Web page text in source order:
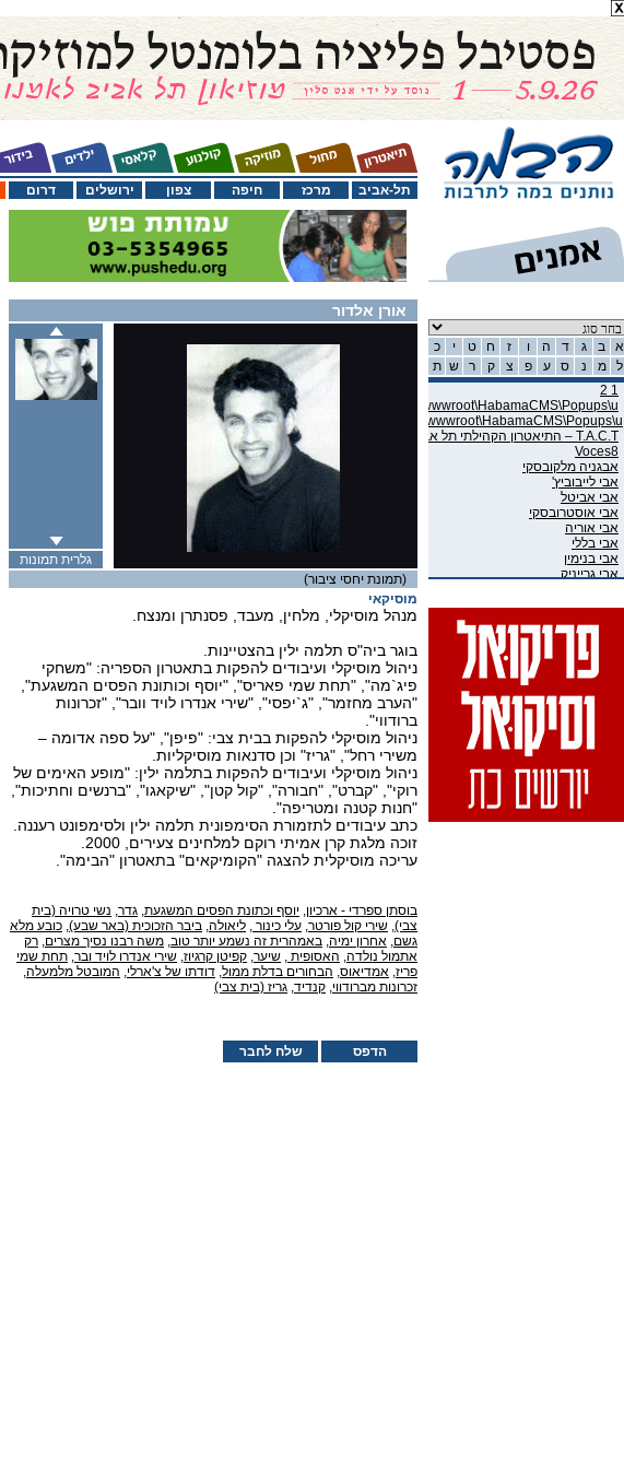
דרום ירושלים צפון חיפה מרכז תל-אביב
אורן אלדור
גלרית תמונות
(תמונת יחסי ציבור)
מוסיקאי
מנהל מוסיקלי, מלחין, מעבד, פסנתרן ומנצח.
בוגר ביה"ס תלמה ילין בהצטיינות.
ניהול מוסיקלי ועיבודים להפקות בתאטרון הספריה: "משחקי
פיג`מה", "תחת שמי פאריס", "יוסף וכותונת הפסים המשגעת",
"הערב מחזמר", "ג`יפסי", "שירי אנדרו לויד וובר", "זכרונות
ברודווי".
ניהול מוסיקלי להפקות בבית צבי: "פיפן", "על ספה אדומה –
משירי רחל", "גריז" וכן סדנאות מוסיקליות.
ניהול מוסיקלי ועיבודים להפקות בתלמה ילין: "מופע האימים של
רוקי", "קברט", "חבורה", "קול קטן", "שיקאגו", "ברנשים וחתיכות",
"חנות קטנה ומטריפה".
כתב עיבודים לתזמורת הסימפונית תלמה ילין ולסימפונט רעננה.
זוכה מלגת קרן אמיתי רוקם למלחינים צעירים, 2000.
עריכה מוסיקלית להצגה "הקומיקאים" בתאטרון "הבימה".
בוסתן ספרדי - ארכיון, יוסף וכתונת הפסים המשגעת, גדר, נשי טרויה (בית
צבי), שירי קול פורטר, עלי כינור , ליאולה, ביבר הזכוכית (באר שבע), כובע מלא
גשם, אחרון ימיה, באמהרית זה נשמע יותר טוב, משה רבנו נסיך מצרים, רק
אתמול נולדה, האסופית , שיער, קפיטן קרגיוז, שירי אנדרו לויד ובר, תחת שמי
פריז, אמדיאוס, הבחורים בדלת ממול, דודתו של צ'ארלי, המובטל מלמעלה,
זכרונות מברודווי, קנדיד, גריז (בית צבי)
שלח לחבר הדפס
כ י ט ח ז ו ה ד ג ב
א
ת ש ר ק צ פ ע ס נ מ
ל
1 2
C:\domains\habama.co.il\wwwroot\HabamaCMS\Popups\u
C:\domains\habama.co.il\wwwroot\HabamaCMS\Popups\u
T.A.C.T – התיאטרון הקהילתי תל אביב
Voces8
אבגניה מלקובסקי
אבי לייבוביץ'
אבי אביטל
אבי אוסטרובסקי
אבי אוריה
אבי בללי
אבי בנימין
אבי גרייניק
אבי טרמין
אבי פניני
אבי קושניר
אבי שושני
אבי שכוי
אבי אליאס
אבי גיבסון בר-אל
אביב רון
אביגיל ארד
אביה בן דוד
אביה קופלמן